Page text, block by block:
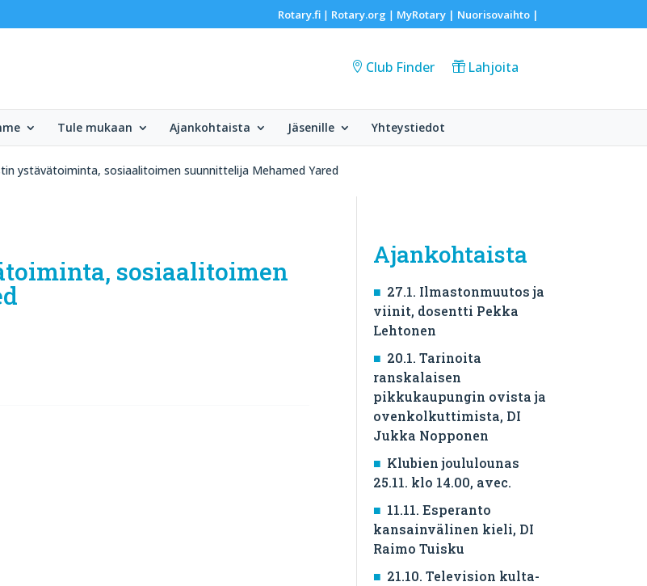
Rotary.fi| Rotary.org | MyRotary | Nuorisovaihto|
Club Finder Lahjoita
Tule mukaan Ajankohtaista Jäsenille Yhteystiedot
ystävätoiminta, sosiaalitoimen suunnittelija Mehamed Yared
sosiaalitoimen
Ajankohtaista
27.1. Ilmastonmuutos ja
viinit, dosentti Pekka
Lehtonen
20.1. Tarinoita
ranskalaisen
pikkukaupungin ovista ja
ovenkolkuttimista, DI
Jukka Nopponen
Klubien joululounas
25.11. klo 14.00, avec.
11.11. Esperanto
kansainvälinen kieli, DI
Raimo Tuisku
21.10. Television kulta-